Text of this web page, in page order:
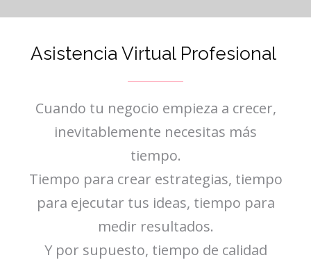
Asistencia Virtual Profesional
Cuando tu negocio empieza a crecer,
inevitablemente necesitas más
tiempo.
Tiempo para crear estrategias, tiempo
para ejecutar tus ideas, tiempo para
medir resultados.
Y por supuesto, tiempo de calidad